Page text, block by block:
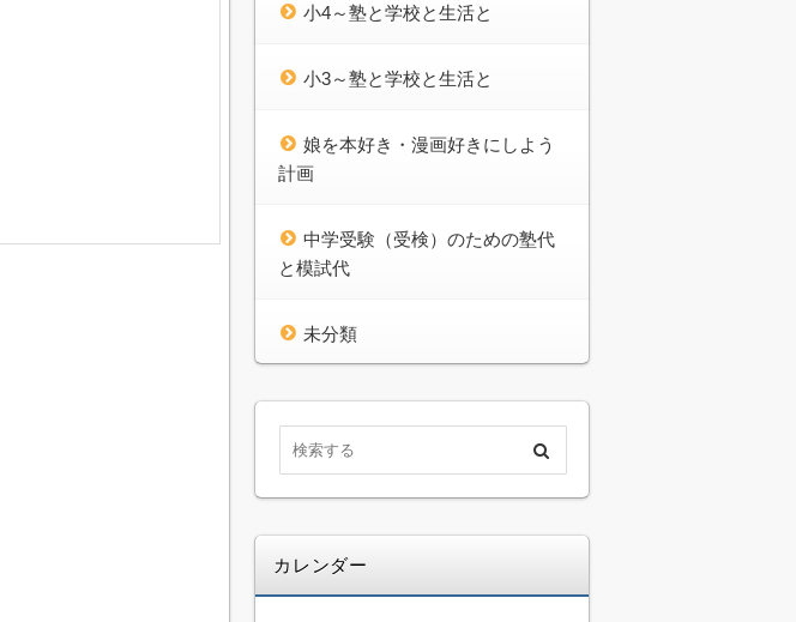
小4～塾と学校と生活と
小3～塾と学校と生活と
娘を本好き・漫画好きにしよう
計画
中学受験（受検）のための塾代
と模試代
未分類
カレンダー